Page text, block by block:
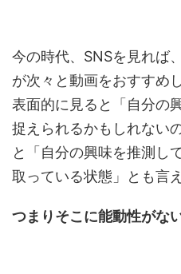
今の時代、SNSを見れば
が次々と動画をおすすめ
表面的に見ると「自分の
捉えられるかもしれない
と「自分の興味を推測し
取っている状態」とも言
つまりそこに能動性がな